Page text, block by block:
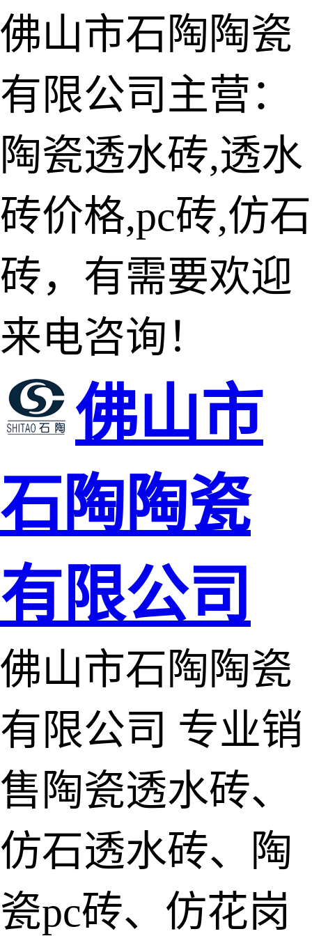
佛山市石陶陶瓷
有限公司主营：
陶瓷透水砖,透水
砖价格,pc砖,仿石
砖，有需要欢迎
来电咨询！
佛山市
石陶陶瓷
有限公司
佛山市石陶陶瓷
有限公司 专业销
售陶瓷透水砖、
仿石透水砖、陶
瓷pc砖、仿花岗
陶瓷透水砖
生态仿石砖
仿石透水砖
承重仿石砖
细面透水砖